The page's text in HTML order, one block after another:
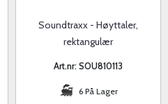
Soundtraxx - Høyttaler,
rektangulær
Art.nr: SOU810113
6 På Lager